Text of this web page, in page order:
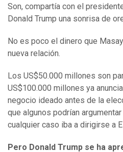
Son, compartía con el
Donald Trump una sonrisa de
No es poco el dinero que
nueva relación.
Los US$50.000 millones son
US$100.000 millones ya
negocio ideado antes de la
que algunos podrían
cualquier caso iba a dirigirse a
Pero Donald Trump se ha